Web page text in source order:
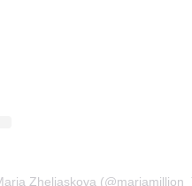
Zheliaskova